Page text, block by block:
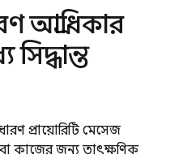
অগ্রাধিকার
সিদ্ধান্ত
প্রায়োরিটি মেসেজ
কাজের জন্য তাৎক্ষণিক